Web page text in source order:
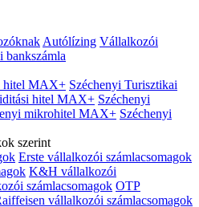
Autólízing Vállalkozói
hitel MAX+ Széchenyi Turisztikai
hitel MAX+ Széchenyi
mikrohitel MAX+ Széchenyi
szerint
Erste vállalkozói számlacsomagok
K&H vállalkozói
számlacsomagok OTP
vállalkozói számlacsomagok